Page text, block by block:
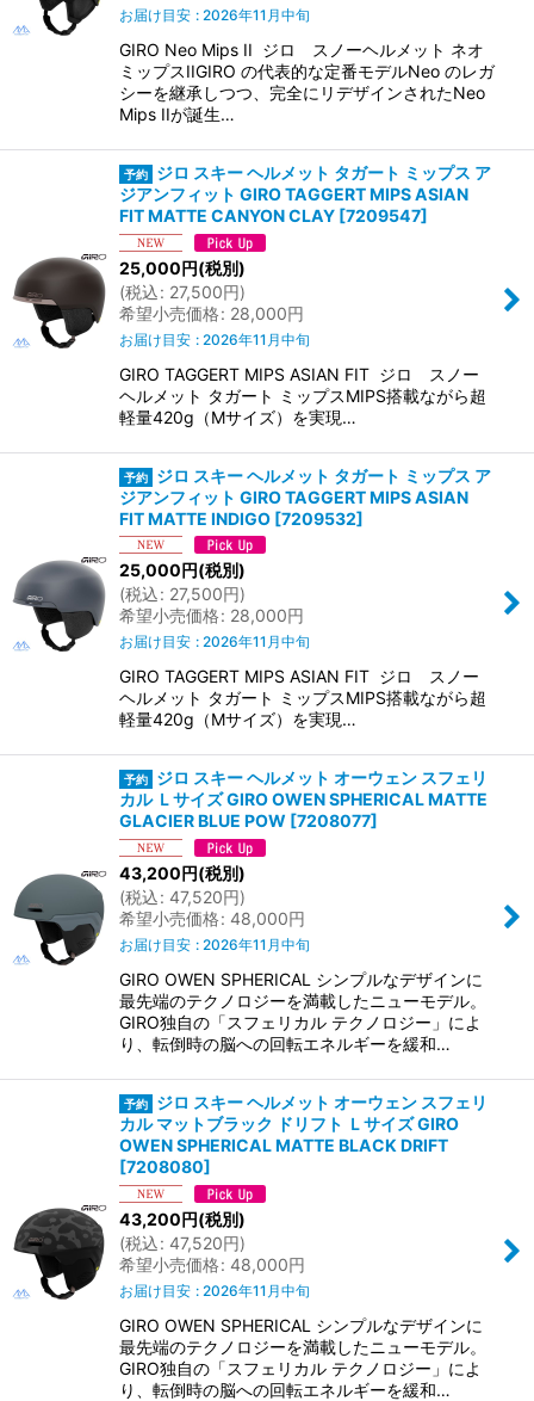
お届け目安 : 2026年11月中旬
GIRO Neo Mips II ジロ スノーヘルメット ネオ
ミップスIIGIRO の代表的な定番モデルNeo のレガ
シーを継承しつつ、完全にリデザインされたNeo
Mips IIが誕生…
ジロ スキー ヘルメット タガート ミップス ア
ジアンフィット GIRO TAGGERT MIPS ASIAN
FIT MATTE CANYON CLAY [7209547]
25,000円(税別)
(税込: 27,500円)
希望小売価格: 28,000円
お届け目安 : 2026年11月中旬
GIRO TAGGERT MIPS ASIAN FIT ジロ スノー
ヘルメット タガート ミップスMIPS搭載ながら超
軽量420g（Mサイズ）を実現…
ジロ スキー ヘルメット タガート ミップス ア
ジアンフィット GIRO TAGGERT MIPS ASIAN
FIT MATTE INDIGO [7209532]
25,000円(税別)
(税込: 27,500円)
希望小売価格: 28,000円
お届け目安 : 2026年11月中旬
GIRO TAGGERT MIPS ASIAN FIT ジロ スノー
ヘルメット タガート ミップスMIPS搭載ながら超
軽量420g（Mサイズ）を実現…
ジロ スキー ヘルメット オーウェン スフェリ
カル Ｌサイズ GIRO OWEN SPHERICAL MATTE
GLACIER BLUE POW [7208077]
43,200円(税別)
(税込: 47,520円)
希望小売価格: 48,000円
お届け目安 : 2026年11月中旬
GIRO OWEN SPHERICAL シンプルなデザインに
最先端のテクノロジーを満載したニューモデル。
GIRO独自の「スフェリカル テクノロジー」によ
り、転倒時の脳への回転エネルギーを緩和…
ジロ スキー ヘルメット オーウェン スフェリ
カル マットブラック ドリフト Ｌサイズ GIRO
OWEN SPHERICAL MATTE BLACK DRIFT
[7208080]
43,200円(税別)
(税込: 47,520円)
希望小売価格: 48,000円
お届け目安 : 2026年11月中旬
GIRO OWEN SPHERICAL シンプルなデザインに
最先端のテクノロジーを満載したニューモデル。
GIRO独自の「スフェリカル テクノロジー」によ
り、転倒時の脳への回転エネルギーを緩和…